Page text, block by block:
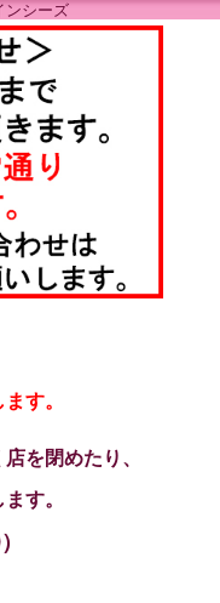
ンシーズ
す。
を閉めたり、
す。